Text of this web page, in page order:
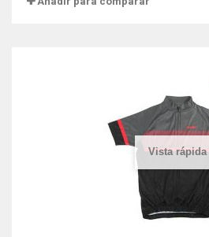
Vista rápida